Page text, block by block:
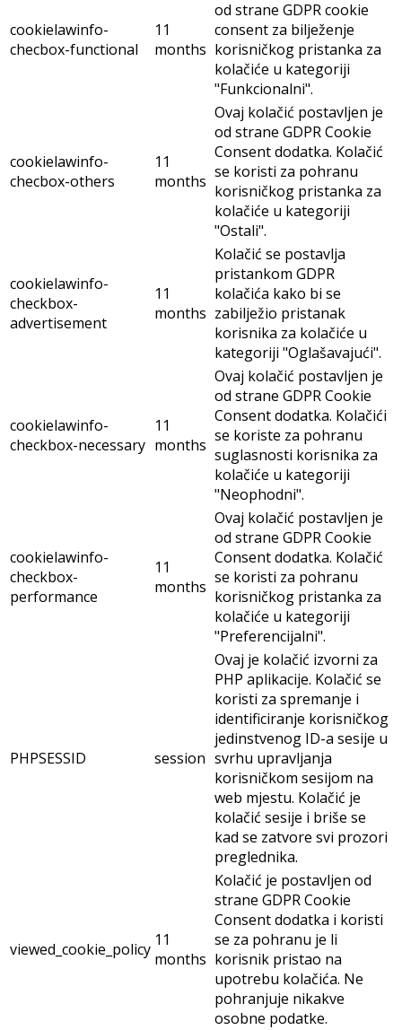
cookielawinfo-
checbox-functional
11
months
od strane GDPR cookie
consent za bilježenje
korisničkog pristanka za
kolačiće u kategoriji
"Funkcionalni".
cookielawinfo-
checbox-others
11
months
Ovaj kolačić postavljen je
od strane GDPR Cookie
Consent dodatka. Kolačić
se koristi za pohranu
korisničkog pristanka za
kolačiće u kategoriji
"Ostali".
cookielawinfo-
checkbox-
advertisement
11
months
Kolačić se postavlja
pristankom GDPR
kolačića kako bi se
zabilježio pristanak
korisnika za kolačiće u
kategoriji "Oglašavajući".
cookielawinfo-
checkbox-necessary
11
months
Ovaj kolačić postavljen je
od strane GDPR Cookie
Consent dodatka. Kolačići
se koriste za pohranu
suglasnosti korisnika za
kolačiće u kategoriji
"Neophodni".
cookielawinfo-
checkbox-
performance
11
months
Ovaj kolačić postavljen je
od strane GDPR Cookie
Consent dodatka. Kolačić
se koristi za pohranu
korisničkog pristanka za
kolačiće u kategoriji
"Preferencijalni".
PHPSESSID session
Ovaj je kolačić izvorni za
PHP aplikacije. Kolačić se
koristi za spremanje i
identificiranje korisničkog
jedinstvenog ID-a sesije u
svrhu upravljanja
korisničkom sesijom na
web mjestu. Kolačić je
kolačić sesije i briše se
kad se zatvore svi prozori
preglednika.
viewed_cookie_policy 11
months
Kolačić je postavljen od
strane GDPR Cookie
Consent dodatka i koristi
se za pohranu je li
korisnik pristao na
upotrebu kolačića. Ne
pohranjuje nikakve
osobne podatke.